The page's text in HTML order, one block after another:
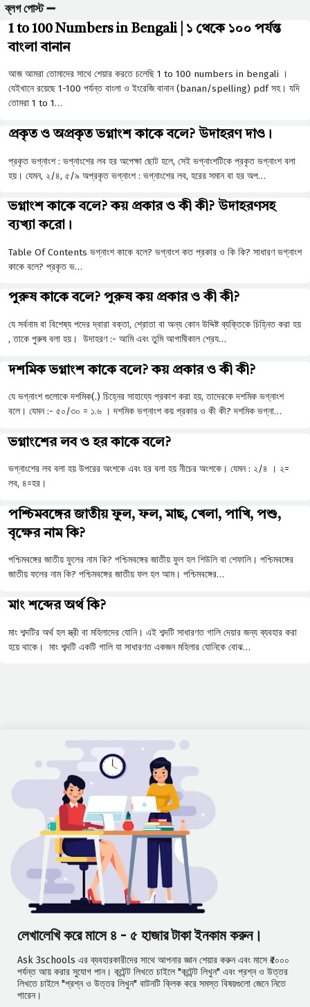
ব্লগ পোস্ট ➖
1 to 100 Numbers in Bengali | ১ থেকে ১০০ পর্যন্ত
বাংলা বানান
আজ আমরা তোমাদের সাথে শেয়ার করতে চলেছি 1 to 100 numbers in bengali ।
যেইখানে রয়েছে 1-100 পর্যন্ত বাংলা ও ইংরেজি বানান (banan/spelling) pdf সহ। যদি
তোমরা 1 to 1…
প্রকৃত ও অপ্রকৃত ভগ্নাংশ কাকে বলে? উদাহরণ দাও।
প্রকৃত ভগ্নাংশ : ভগ্নাংশের লব হর অপেক্ষা ছােট হলে, সেই ভগ্নাংশটিকে প্রকৃত ভগ্নাংশ বলা
হয়। যেমন, ২/৪, ৫/৯ অপ্রকৃত ভগ্নাংশ : ভগ্নাংশের লব, হরের সমান বা হর অপ…
ভগ্নাংশ কাকে বলে? কয় প্রকার ও কী কী? উদাহরণসহ
ব্যখ্যা করো।
Table Of Contents ভগ্নাংশ কাকে বলে? ভগ্নাংশ কত প্রকার ও কি কি? সাধারণ ভগ্নাংশ
কাকে বলে? প্রকৃত ভ…
পুরুষ কাকে বলে? পুরুষ কয় প্রকার ও কী কী?
যে সর্বনাম বা বিশেষ্য পদের দ্বারা বক্তা, শ্রোতা বা অন্য কোন উদ্দিষ্ট ব্যক্তিকে চিহ্নিত করা হয়
, তাকে পুরুষ বলা হয়। উদাহরণ :- আমি এবং তুমি আগামীকাল শ্রেয…
দশমিক ভগ্নাংশ কাকে বলে? কয় প্রকার ও কী কী?
যে ভগ্নাংশ গুলোকে দশমিক(.) চিহ্নের সাহায্যে প্রকাশ করা হয়, তাদেরকে দশমিক ভগ্নাংশ
বলে। যেমন :- ৫০/৩০ = ১.৬ । দশমিক ভগ্নাংশ কয় প্রকার ও কী কী? দশমিক ভগ্না…
ভগ্নাংশের লব ও হর কাকে বলে?
ভগ্নাংশের লব বলা হয় উপরের অংশকে এবং হর বলা হয় নীচের অংশকে। যেমন : ২/৪ । ২=
লব, ৪=হর।
পশ্চিমবঙ্গের জাতীয় ফুল, ফল, মাছ, খেলা, পাখি, পশু,
বৃক্ষের নাম কি?
পশ্চিমবঙ্গের জাতীয় ফুলের নাম কি? পশ্চিমবঙ্গের জাতীয় ফুল হল শিউলি বা শেফালি। পশ্চিমবঙ্গের
জাতীয় ফলের নাম কি? পশ্চিমবঙ্গের জাতীয় ফল হল আম। পশ্চিমবঙ্গের…
মাং শব্দের অর্থ কি?
মাং শব্দটির অর্থ হল স্ত্রী বা মহিলাদের যোনি। এই শব্দটি সাধারণত গালি দেয়ার জন্য ব্যবহার করা
হয়ে থাকে। মাং শব্দটি একটি গালি যা সাধারণত একজন মহিলার যোনিকে বোঝ…
লেখালেখি করে মাসে ৪ - ৫ হাজার টাকা ইনকাম করুন।
Ask 3schools এর ব্যবহারকারীদের সাথে আপনার জ্ঞান শেয়ার করুন এবং মাসে ₹৫০০০
পর্যন্ত আয় করার সুযোগ পান। কন্টেন্ট লিখতে চাইলে "কন্টেন্ট লিখুন" এবং প্রশ্ন ও উত্তর
লিখতে চাইলে "প্রশ্ন ও উত্তর লিখুন" বাটনটি ক্লিক করে সমস্ত বিষয়গুলো জেনে নিতে
পারেন।